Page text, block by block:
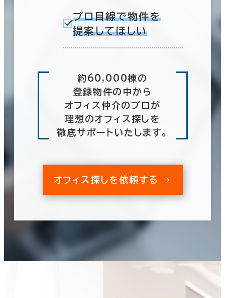
プロ目線で物件を
提案してほしい
約60,000棟の
登録物件の中から
オフィス仲介のプロが
理想のオフィス探しを
徹底サポートいたします。
オフィス探しを依頼する